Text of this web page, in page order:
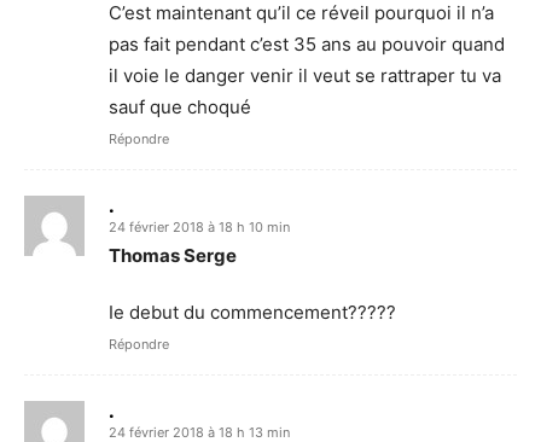
C’est maintenant qu’il ce réveil pourquoi il n’a
pas fait pendant c’est 35 ans au pouvoir quand
il voie le danger venir il veut se rattraper tu va
sauf que choqué
Répondre
.
24 février 2018 à 18 h 10 min
Thomas Serge
Ie debut du commencement?????
Répondre
.
24 février 2018 à 18 h 13 min